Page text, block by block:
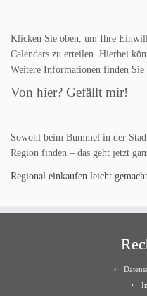
Klicken Sie oben, um Ihre
Calendars zu erteilen. Hierbei
Weitere Informationen finden Sie
Von hier? Gefällt mir!
Sowohl beim Bummel in der
Region finden – das geht jetzt
Regional einkaufen leicht gemacht